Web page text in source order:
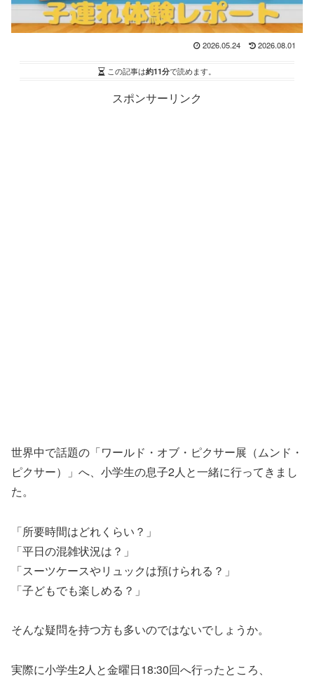
2026.05.24 2026.08.01
この記事は約11分で読めます。
スポンサーリンク
世界中で話題の「ワールド・オブ・ピクサー展（ムンド・
ピクサー）」へ、小学生の息子2人と一緒に行ってきまし
た。
「所要時間はどれくらい？」
「平日の混雑状況は？」
「スーツケースやリュックは預けられる？」
「子どもでも楽しめる？」
そんな疑問を持つ方も多いのではないでしょうか。
実際に小学生2人と金曜日18:30回へ行ったところ、